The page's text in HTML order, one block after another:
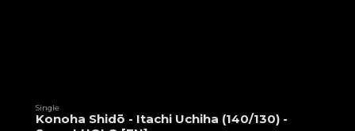
Single
Konoha Shidō - Itachi Uchiha (140/130) -